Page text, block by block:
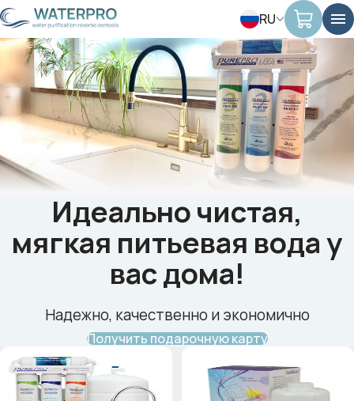
RU
Идеально чистая,
мягкая питьевая вода у
вас дома!
Надежно, качественно и экономично
Получить подарочную карту